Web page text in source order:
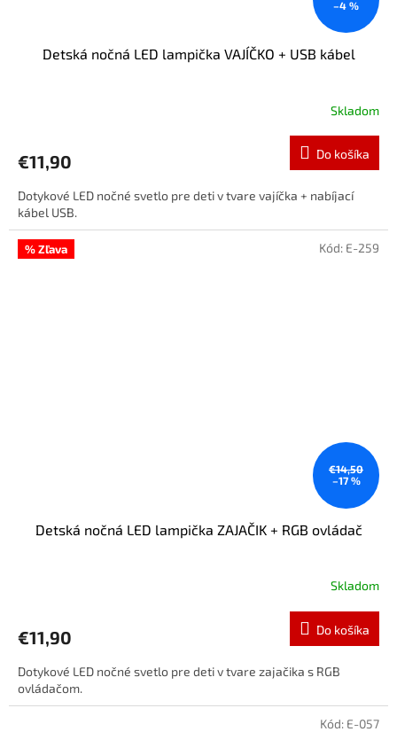
–4 %
Detská nočná LED lampička VAJÍČKO + USB kábel
Skladom
€11,90 Do košíka
Dotykové LED nočné svetlo pre deti v tvare vajíčka + nabíjací
kábel USB.
% Zľava
€14,50
–17 %
Detská nočná LED lampička ZAJAČIK + RGB ovládač
Skladom
€11,90 Do košíka
Dotykové LED nočné svetlo pre deti v tvare zajačika s RGB
ovládačom.
Kód: E-259
Kód: E-057